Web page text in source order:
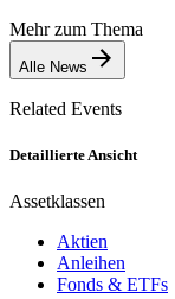
Mehr zum Thema
Alle News
Related Events
Detaillierte Ansicht
Assetklassen
Aktien
Anleihen
Fonds & ETFs